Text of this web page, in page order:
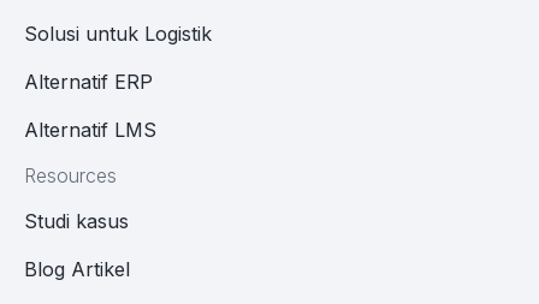
Solusi untuk Logistik
Alternatif ERP
Alternatif LMS
Resources
Studi kasus
Blog Artikel